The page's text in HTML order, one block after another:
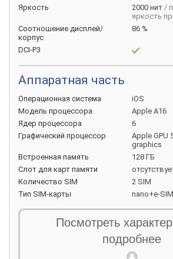
Яркость
2000 нит /
яркость
Соотношение дисплей/
корпус
86 %
DCI-P3
Аппаратная часть
Операционная система
iOS
Модель процессора
Apple A16
Ядер процессора
6
Графический процессор
Apple GPU
graphics
Встроенная память
128 ГБ
Слот для карт памяти
Количество SIM
2 SIM
Тип SIM-карты nano+e-SIM
Основная камера
объективов
2 модуля
48 МП
Посмотреть
подробнее